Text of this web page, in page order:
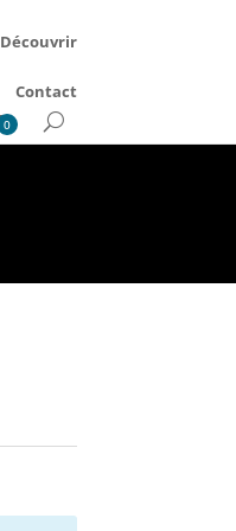
Découvrir
Contact
0